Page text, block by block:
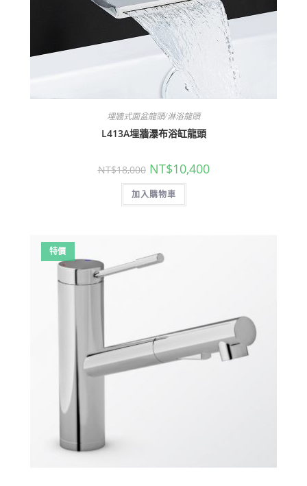
埋牆式面盆龍頭/淋浴龍頭
L413A埋牆瀑布浴缸龍頭
NT$18,000 原
始
價
格：
NT$18,000。
NT$10,400目
前
加入購物車
特價